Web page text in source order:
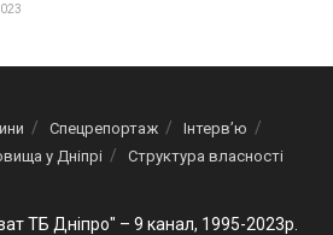
Спецрепортаж
Інтерв’ю
у Дніпрі Структура власності
ТБ Дніпро" – 9 канал, 1995-2023р.